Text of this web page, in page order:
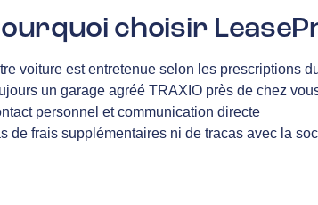
choisir
voiture est entretenue selon les prescriptions
un garage agréé TRAXIO près de chez
personnel et communication directe
de frais supplémentaires ni de tracas avec la